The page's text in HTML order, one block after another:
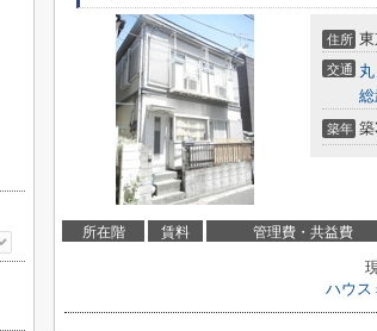
住所
交通
総
築年
所在階 賃料 管理費・共益費
ハウス